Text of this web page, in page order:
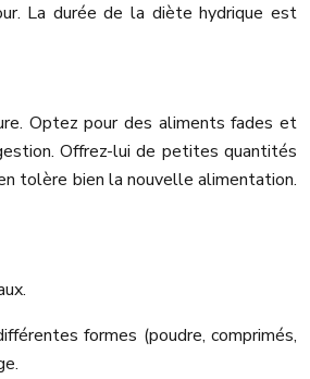
La durée de la diète hydrique est
Optez pour des aliments fades et
Offrez-lui de petites quantités
tolère bien la nouvelle alimentation.
formes (poudre, comprimés,